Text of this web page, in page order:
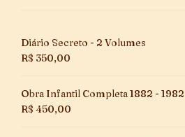
Diário Secreto - 2 Volumes
R$ 350,00
Obra Infantil Completa 1882 - 1982
R$ 450,00